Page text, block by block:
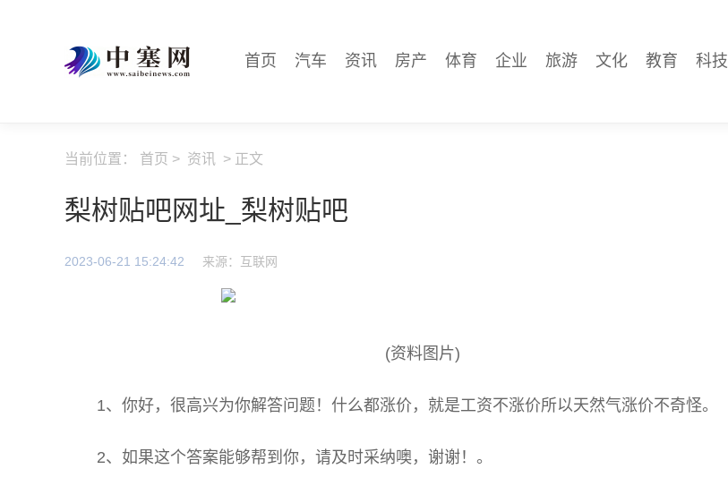
首页 汽车 资讯 房产 体育 企业 旅游 文化 教育 科技
当前位置： 首页 > 资讯 > 正文
梨树贴吧网址_梨树贴吧
2023-06-21 15:24:42 来源：互联网
(资料图片)
1、你好，很高兴为你解答问题！什么都涨价，就是工资不涨价所以天然气涨价不奇怪。
2、如果这个答案能够帮到你，请及时采纳噢，谢谢！。